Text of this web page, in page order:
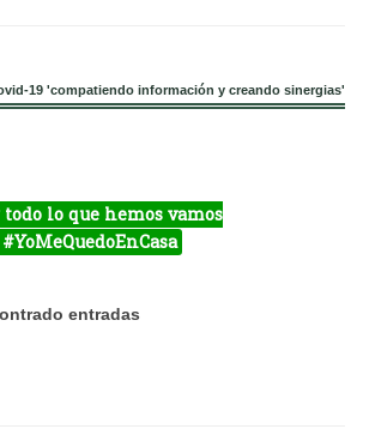
19 'compatiendo información y creando sinergias'
lo que hemos vamos
entradas